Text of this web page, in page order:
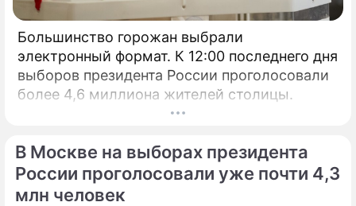
Большинство горожан выбрали
электронный формат. К 12:00 последнего дня
выборов президента России проголосовали
более 4,6 миллиона жителей столицы.
В Москве на выборах президента
России проголосовали уже почти 4,3
млн человек